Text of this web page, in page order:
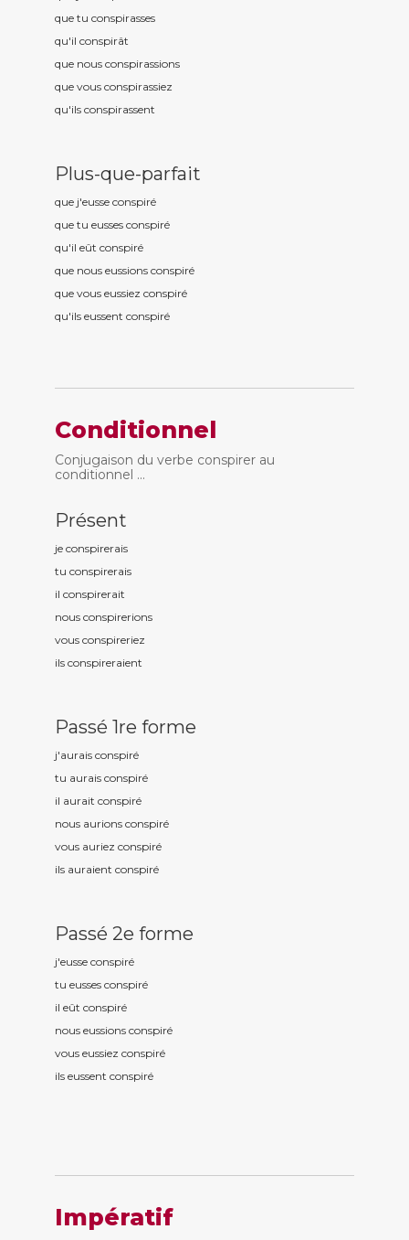
que tu conspirasses
qu'il conspirât
que nous conspirassions
que vous conspirassiez
qu'ils conspirassent
Plus-que-parfait
que j'eusse conspiré
que tu eusses conspiré
qu'il eût conspiré
que nous eussions conspiré
que vous eussiez conspiré
qu'ils eussent conspiré
Conditionnel
Conjugaison du verbe conspirer au
conditionnel ...
Présent
je conspirerais
tu conspirerais
il conspirerait
nous conspirerions
vous conspireriez
ils conspireraient
Passé 1re forme
j'aurais conspiré
tu aurais conspiré
il aurait conspiré
nous aurions conspiré
vous auriez conspiré
ils auraient conspiré
Passé 2e forme
j'eusse conspiré
tu eusses conspiré
il eût conspiré
nous eussions conspiré
vous eussiez conspiré
ils eussent conspiré
Impératif